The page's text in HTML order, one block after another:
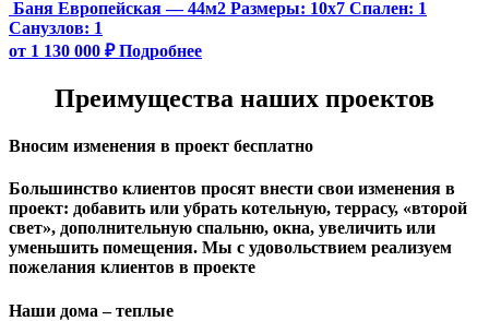
Баня Европейская — 44м2 Размеры: 10х7 Спален: 1
Санузлов: 1
от 1 130 000 ₽ Подробнее
Преимущества наших проектов
Вносим изменения в проект бесплатно
Большинство клиентов просят внести свои изменения в
проект: добавить или убрать котельную, террасу, «второй
свет», дополнительную спальню, окна, увеличить или
уменьшить помещения. Мы с удовольствием реализуем
пожелания клиентов в проекте
Наши дома – теплые